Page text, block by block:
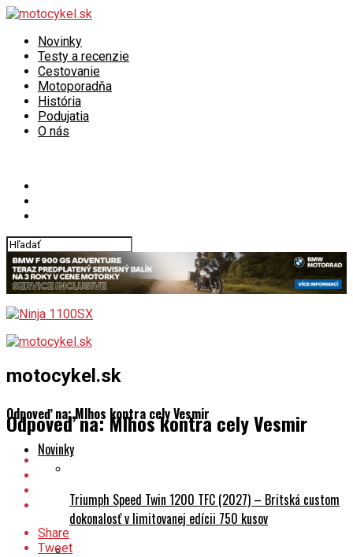
Novinky
Testy a recenzie
Cestovanie
Motoporadňa
História
Podujatia
O nás
motocykel.sk
Odpoveď na: Mlhos kontra cely Vesmir
Novinky
Triumph Speed Twin 1200 TFC (2027) – Britská custom
dokonalosť v limitovanej edícii 750 kusov
Odpoveď na: Mlhos kontra cely Vesmir
Share
Tweet